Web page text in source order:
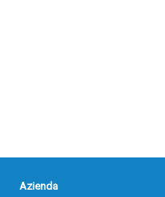
Azienda